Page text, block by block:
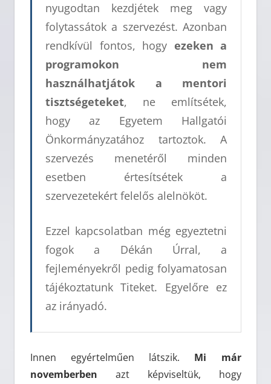
nyugodtan kezdjétek meg vagy
folytassátok a szervezést. Azonban
rendkívül fontos, hogy ezeken a
programokon nem
használhatjátok a mentori
tisztségeteket, ne említsétek,
hogy az Egyetem Hallgatói
Önkormányzatához tartoztok. A
szervezés menetéről minden
esetben értesítsétek a
szervezetekért felelős alelnököt.
Ezzel kapcsolatban még egyeztetni
fogok a Dékán Úrral, a
fejleményekről pedig folyamatosan
tájékoztatunk Titeket. Egyelőre ez
az irányadó.
Innen egyértelműen látszik. Mi már
novemberben azt képviseltük, hogy